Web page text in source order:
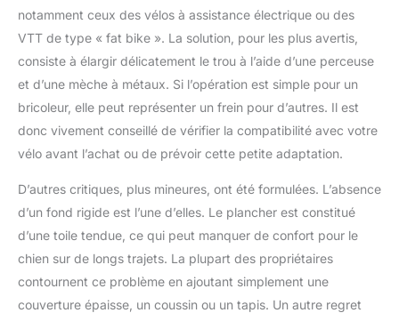
notamment ceux des vélos à assistance électrique ou des
VTT de type « fat bike ». La solution, pour les plus avertis,
consiste à élargir délicatement le trou à l’aide d’une perceuse
et d’une mèche à métaux. Si l’opération est simple pour un
bricoleur, elle peut représenter un frein pour d’autres. Il est
donc vivement conseillé de vérifier la compatibilité avec votre
vélo avant l’achat ou de prévoir cette petite adaptation.
D’autres critiques, plus mineures, ont été formulées. L’absence
d’un fond rigide est l’une d’elles. Le plancher est constitué
d’une toile tendue, ce qui peut manquer de confort pour le
chien sur de longs trajets. La plupart des propriétaires
contournent ce problème en ajoutant simplement une
couverture épaisse, un coussin ou un tapis. Un autre regret